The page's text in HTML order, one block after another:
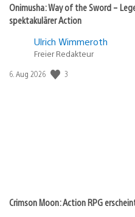
Onimusha: Way of the Sword –
spektakulärer Action
Ulrich Wimmeroth
Freier Redakteur
Veröffentlichungsdatum:
6. Aug 2026 3
Crimson Moon: Action RPG